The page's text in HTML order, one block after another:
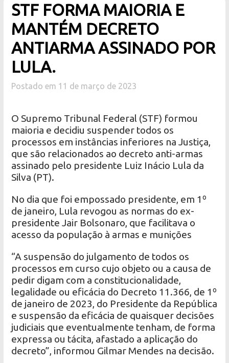
STF FORMA MAIORIA E
MANTÉM DECRETO
ANTIARMA ASSINADO POR
LULA.
Postado em 11 de março de 2023
O Supremo Tribunal Federal (STF) formou
maioria e decidiu suspender todos os
processos em instâncias inferiores na Justiça,
que são relacionados ao decreto anti-armas
assinado pelo presidente Luiz Inácio Lula da
Silva (PT).
No dia que foi empossado presidente, em 1º
de janeiro, Lula revogou as normas do ex-
presidente Jair Bolsonaro, que facilitava o
acesso da população à armas e munições
“A suspensão do julgamento de todos os
processos em curso cujo objeto ou a causa de
pedir digam com a constitucionalidade,
legalidade ou eficácia do Decreto 11.366, de 1º
de janeiro de 2023, do Presidente da República
e suspensão da eficácia de quaisquer decisões
judiciais que eventualmente tenham, de forma
expressa ou tácita, afastado a aplicação do
decreto”, informou Gilmar Mendes na decisão.